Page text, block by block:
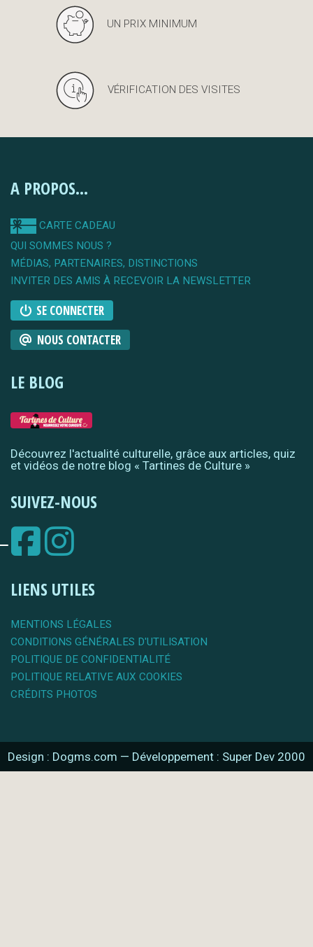
UN PRIX MINIMUM
VÉRIFICATION DES VISITES
A PROPOS...
CARTE CADEAU
QUI SOMMES NOUS ?
MÉDIAS, PARTENAIRES, DISTINCTIONS
INVITER DES AMIS À RECEVOIR LA NEWSLETTER
SE CONNECTER
NOUS CONTACTER
LE BLOG
Découvrez l'actualité culturelle, grâce aux articles, quiz
et vidéos de notre blog « Tartines de Culture »
SUIVEZ-NOUS
LIENS UTILES
MENTIONS LÉGALES
CONDITIONS GÉNÉRALES D'UTILISATION
POLITIQUE DE CONFIDENTIALITÉ
POLITIQUE RELATIVE AUX COOKIES
CRÉDITS PHOTOS
Design : Dogms.com — Développement : Super Dev 2000